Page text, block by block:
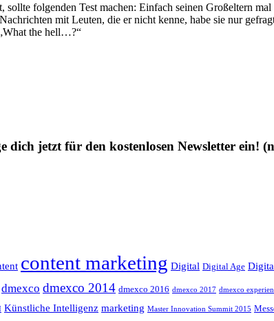
folgenden Test machen: Einfach seinen Großeltern
mit Leuten, die er nicht kenne, habe sie nur
the hell…?“
dich jetzt für den kostenlosen Newsletter ein!
content marketing Digital Digital Age
dmexco dmexco 2014 dmexco 2016 dmexco 2017 dmexco
Künstliche Intelligenz marketing Master Innovation Summit 2015